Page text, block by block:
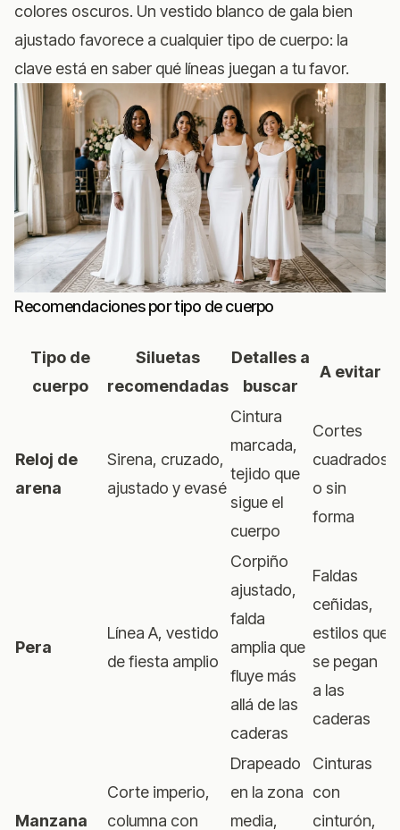
colores oscuros. Un vestido blanco de gala bien
ajustado favorece a cualquier tipo de cuerpo: la
clave está en saber qué líneas juegan a tu favor.
Recomendaciones por tipo de cuerpo
Tipo de
cuerpo
Siluetas
recomendadas
Detalles a
buscar
A evitar
Reloj de
arena
Sirena, cruzado,
ajustado y evasé
Cintura
marcada,
tejido que
sigue el
cuerpo
Cortes
cuadrados
o sin
forma
Pera
Línea A, vestido
de fiesta amplio
Corpiño
ajustado,
falda
amplia que
fluye más
allá de las
caderas
Faldas
ceñidas,
estilos que
se pegan
a las
caderas
Manzana
Corte imperio,
columna con
Drapeado
en la zona
media,
Cinturas
con
cinturón,